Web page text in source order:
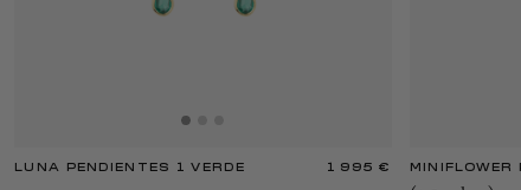
LUNA PENDIENTES 1 VERDE 1 995 €